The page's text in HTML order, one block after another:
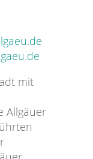
mit
Allgäuer